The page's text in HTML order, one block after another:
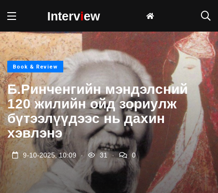
Interview
Book & Review
Б.Ринченгийн мэндэлсний
120 жилийн ойд зориулж
бүтээлүүдээс нь дахин
хэвлэнэ
9-10-2025, 10:09 31 . 0